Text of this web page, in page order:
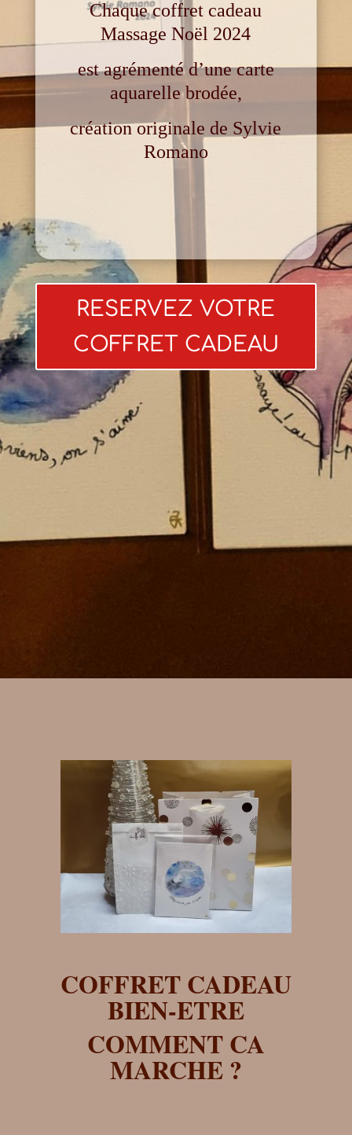
Chaque coffret cadeau
Massage Noël 2024
est agrémenté d’une carte
aquarelle brodée,
création originale de Sylvie
Romano
RESERVEZ VOTRE
COFFRET CADEAU
COFFRET CADEAU
BIEN-ETRE
COMMENT CA
MARCHE ?